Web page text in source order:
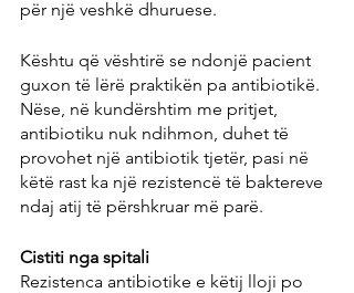
për një veshkë dhuruese.
Kështu që vështirë se ndonjë pacient
guxon të lërë praktikën pa antibiotikë.
Nëse, në kundërshtim me pritjet,
antibiotiku nuk ndihmon, duhet të
provohet një antibiotik tjetër, pasi në
këtë rast ka një rezistencë të baktereve
ndaj atij të përshkruar më parë.
Cistiti nga spitali
Rezistenca antibiotike e këtij lloji po